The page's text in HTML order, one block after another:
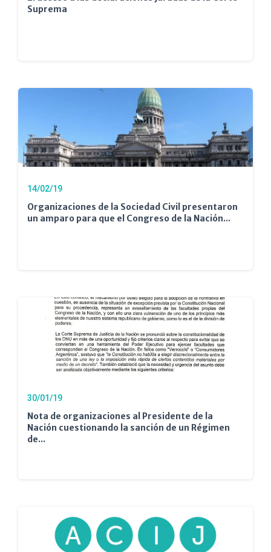
Suprema
14/02/19
Organizaciones de la Sociedad Civil presentaron
un amparo para que el Congreso de la Nación...
30/01/19
Nota de organizaciones al Presidente de la
Nación cuestionando la sanción de un Régimen
de...